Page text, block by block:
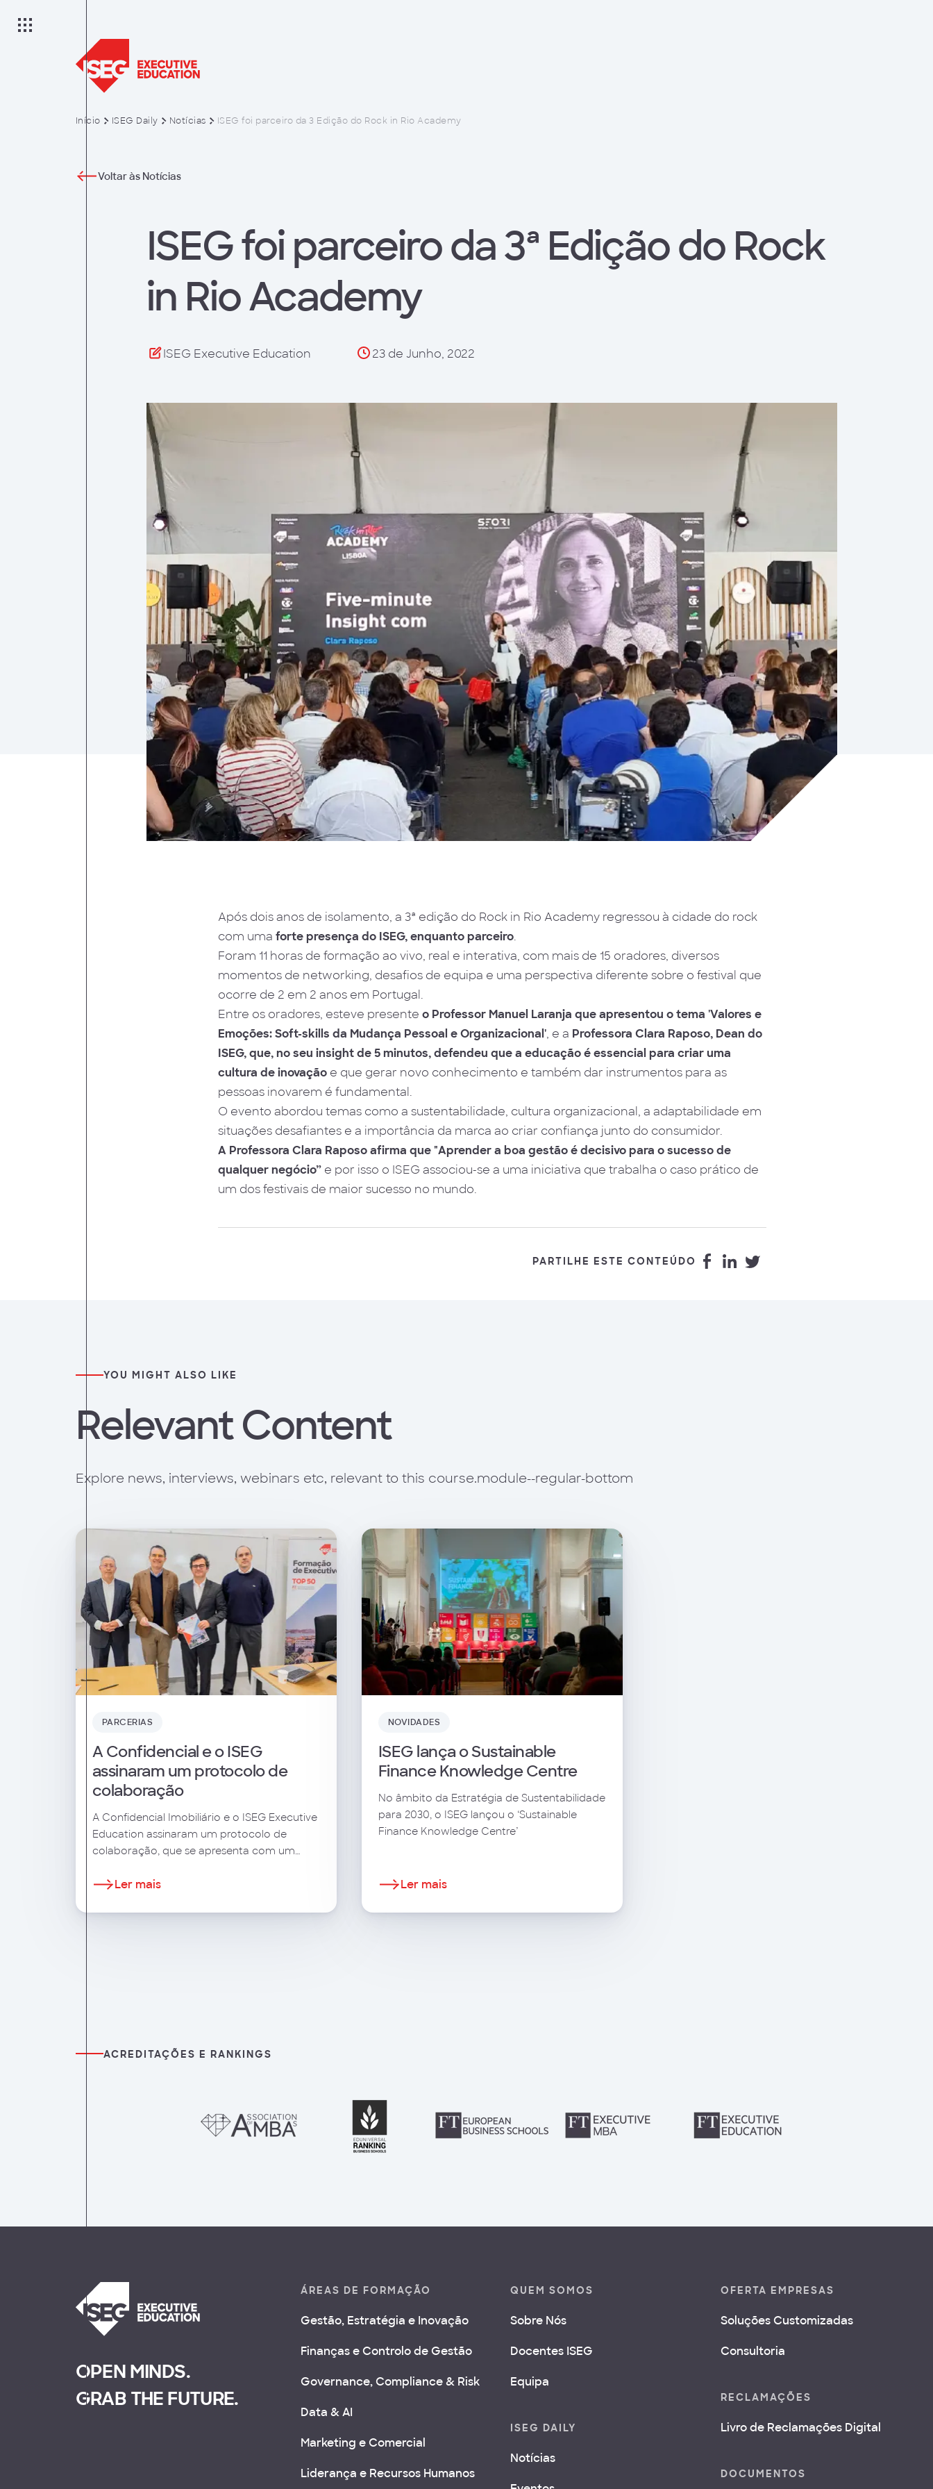
Início ISEG Daily Notícias ISEG foi parceiro da 3 Edição do Rock in Rio Academy
Voltar às Notícias
ISEG foi parceiro da 3ª Edição do Rock
in Rio Academy
ISEG Executive Education 23 de Junho, 2022
Após dois anos de isolamento, a 3ª edição do Rock in Rio Academy regressou à cidade do rock
com uma forte presença do ISEG, enquanto parceiro.
Foram 11 horas de formação ao vivo, real e interativa, com mais de 15 oradores, diversos
momentos de networking, desafios de equipa e uma perspectiva diferente sobre o festival que
ocorre de 2 em 2 anos em Portugal.
Entre os oradores, esteve presente o Professor Manuel Laranja que apresentou o tema 'Valores e
Emoções: Soft-skills da Mudança Pessoal e Organizacional', e a Professora Clara Raposo, Dean do
ISEG, que, no seu insight de 5 minutos, defendeu que a educação é essencial para criar uma
cultura de inovaçãoe que gerar novo conhecimento e também dar instrumentos para as
pessoas inovarem é fundamental.
O evento abordou temas como a sustentabilidade, cultura organizacional, a adaptabilidade em
situações desafiantes e a importância da marca ao criar confiança junto do consumidor.
A Professora Clara Raposo afirma que "Aprender a boa gestão é decisivo para o sucesso de
qualquer negócio”e por isso o ISEG associou-se a uma iniciativa que trabalha o caso prático de
um dos festivais de maior sucesso no mundo.
PARTILHE ESTE CONTEÚDO
YOU MIGHT ALSO LIKE
Relevant Content
Explore news, interviews, webinars etc, relevant to this course.module--regular-bottom
PARCERIAS
A Confidencial e o ISEG
assinaram um protocolo de
colaboração
A Confidencial Imobiliário e o ISEG Executive
Education assinaram um protocolo de
colaboração, que se apresenta com um
educação imobiliária através da partilha de
Ler mais
NOVIDADES
ISEG lança o Sustainable
Finance Knowledge Centre
No âmbito da Estratégia de Sustentabilidade
para 2030, o ISEG lançou o ‘Sustainable
Finance Knowledge Centre’
Ler mais
ACREDITAÇÕES E RANKINGS
OPEN MINDS.
GRAB THE FUTURE.
ÁREAS DE FORMAÇÃO
Gestão, Estratégia e Inovação
Finanças e Controlo de Gestão
Governance, Compliance & Risk
Data & AI
Marketing e Comercial
Liderança e Recursos Humanos
QUEM SOMOS
Sobre Nós
Docentes ISEG
Equipa
ISEG DAILY
Notícias
OFERTA EMPRESAS
Soluções Customizadas
Consultoria
RECLAMAÇÕES
Livro de Reclamações Digital
DOCUMENTOS